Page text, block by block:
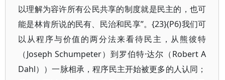
以理解为容许所有公民共享的制度就是民主的，也可
能是林肯所说的民有、民治和民享”。{23}(P6)我们可
以从程序与价值的两分法来看待民主，从熊彼特
（Joseph Schumpeter）到罗伯特·达尔（Robert A
Dahl））一脉相承，程序民主开始被更多的人认同；